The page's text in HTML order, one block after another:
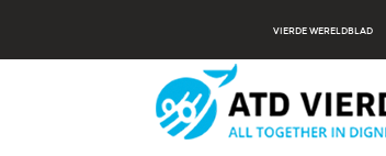
VIERDE WERELDBLAD